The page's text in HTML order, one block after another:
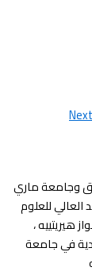
Next
وجامعة ماري
للعلوم
هيريتييه ،
في جامعة